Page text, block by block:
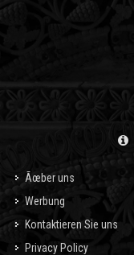
Ãœber uns
Werbung
Kontaktieren Sie uns
Privacy Policy